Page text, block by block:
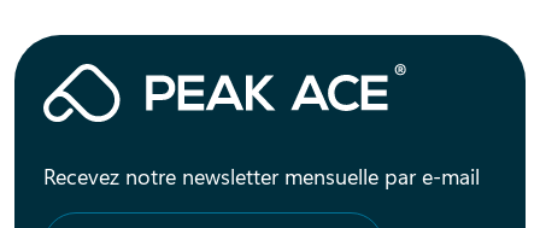
Recevez notre newsletter mensuelle par e-mail